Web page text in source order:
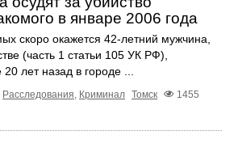
в январе 2006 года
скоро окажется 42-летний мужчина,
(часть 1 статьи 105 УК РФ),
лет назад в городе ...
Расследования, Криминал Томск
1455